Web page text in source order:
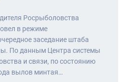
Росрыболовства
в режиме
заседание штаба
По данным Центра системы
и связи, по состоянию
вылов минтая…